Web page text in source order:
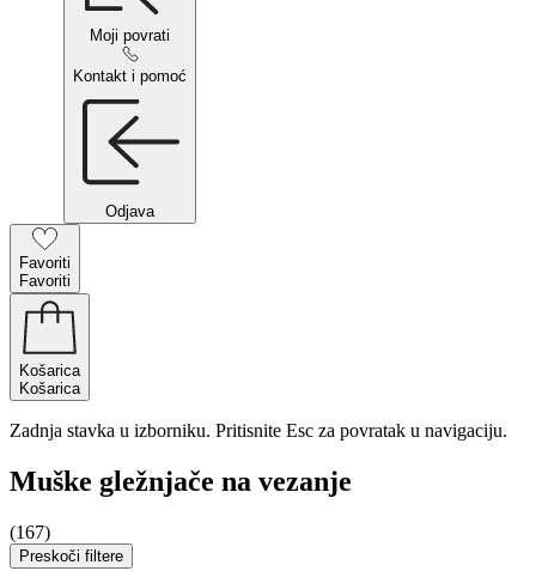
Moji povrati
Kontakt i pomoć
Odjava
Favoriti
Favoriti
Košarica
Košarica
Zadnja stavka u izborniku. Pritisnite Esc za povratak u navigaciju.
Muške gležnjače na vezanje
(167)
Preskoči filtere